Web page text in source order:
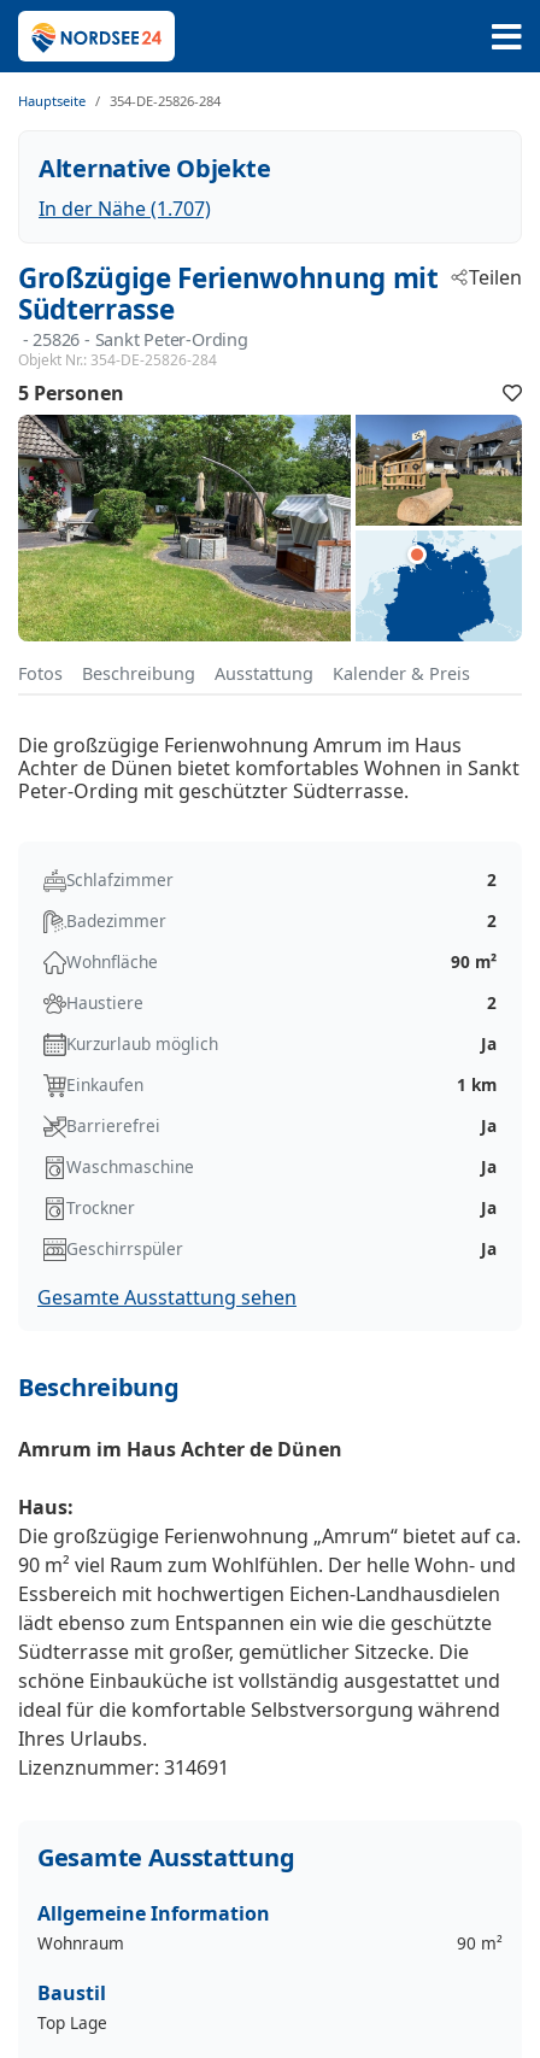
Hauptseite 354-DE-25826-284
Alternative Objekte
In der Nähe (1.707)
Großzügige Ferienwohnung mit
Südterrasse
- 25826 - Sankt Peter-Ording
Objekt Nr.: 354-DE-25826-284
Teilen
5 Personen
Fotos Beschreibung Ausstattung Kalender & Preis
Die großzügige Ferienwohnung Amrum im Haus
Achter de Dünen bietet komfortables Wohnen in Sankt
Peter-Ording mit geschützter Südterrasse.
Schlafzimmer
2
Badezimmer
2
Wohnfläche
90 m²
Haustiere
2
Kurzurlaub möglich
Ja
Einkaufen
1 km
Barrierefrei
Ja
Waschmaschine
Ja
Trockner
Ja
Geschirrspüler
Ja
Gesamte Ausstattung sehen
Beschreibung
Amrum im Haus Achter de Dünen
Haus:
Die großzügige Ferienwohnung „Amrum“ bietet auf ca.
90 m² viel Raum zum Wohlfühlen. Der helle Wohn- und
Essbereich mit hochwertigen Eichen-Landhausdielen
lädt ebenso zum Entspannen ein wie die geschützte
Südterrasse mit großer, gemütlicher Sitzecke. Die
schöne Einbauküche ist vollständig ausgestattet und
ideal für die komfortable Selbstversorgung während
Ihres Urlaubs.
Lizenznummer: 314691
Gesamte Ausstattung
Allgemeine Information
Wohnraum 90 m²
Baustil
Top Lage